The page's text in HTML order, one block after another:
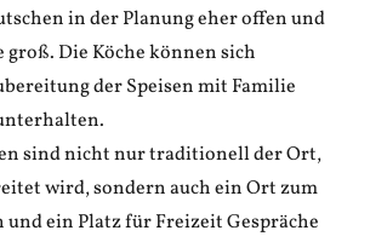
in der Planung eher offen und
groß. Die Köche können sich
der Speisen mit Familie
sind nicht nur traditionell der Ort,
wird, sondern auch ein Ort zum
ein Platz für Freizeit Gespräche